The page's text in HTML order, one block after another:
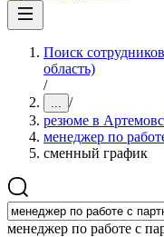
Поиск
область)
/
... /
резюме в
менеджер по
сменный график
менеджер по работе с